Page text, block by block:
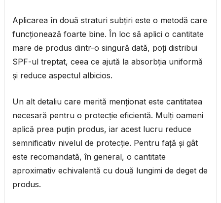
Aplicarea în două straturi subțiri este o metodă care
funcționează foarte bine. În loc să aplici o cantitate
mare de produs dintr-o singură dată, poți distribui
SPF-ul treptat, ceea ce ajută la absorbția uniformă
și reduce aspectul albicios.
Un alt detaliu care merită menționat este cantitatea
necesară pentru o protecție eficientă. Mulți oameni
aplică prea puțin produs, iar acest lucru reduce
semnificativ nivelul de protecție. Pentru față și gât
este recomandată, în general, o cantitate
aproximativ echivalentă cu două lungimi de deget de
produs.